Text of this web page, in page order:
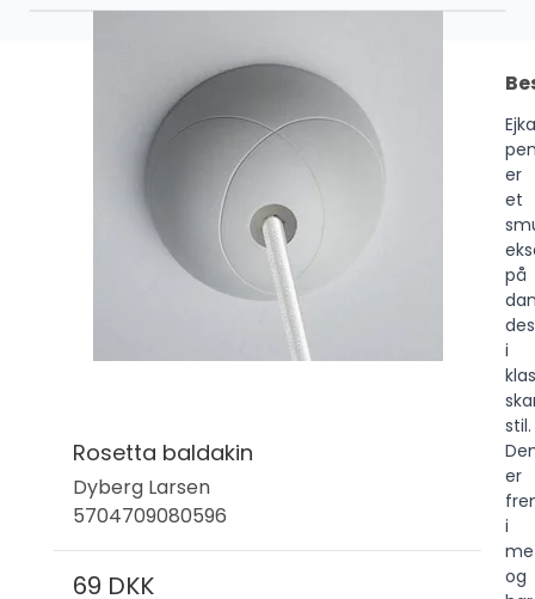
Rosetta baldakin
Dyberg Larsen
5704709080596
69 DKK
Ejka
er
et
på
i
stil.
er
i
og